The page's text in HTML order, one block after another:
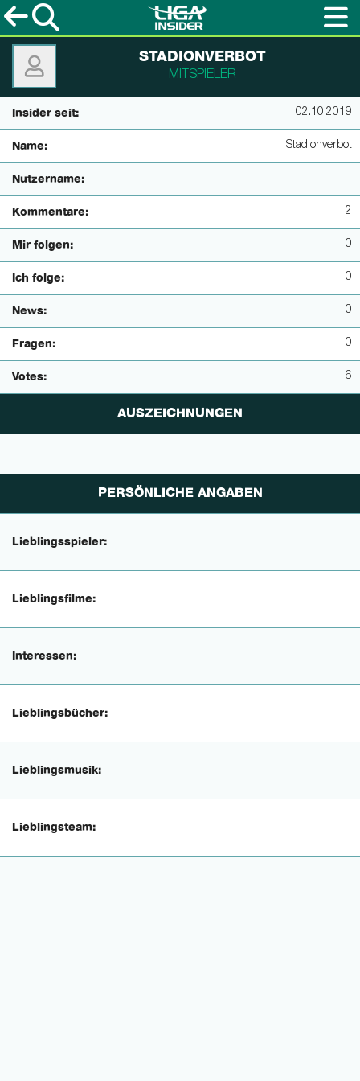
STADIONVERBOT
MITSPIELER
Insider seit: 02.10.2019
Name: Stadionverbot
Nutzername:
Kommentare: 2
Mir folgen: 0
Ich folge: 0
News: 0
Fragen: 0
Votes: 6
AUSZEICHNUNGEN
PERSÖNLICHE ANGABEN
Lieblingsspieler:
Lieblingsfilme:
Interessen:
Lieblingsbücher:
Lieblingsmusik:
Lieblingsteam: